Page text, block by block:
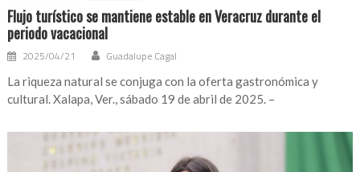
Flujo turístico se mantiene estable en Veracruz durante el
periodo vacacional
2025/04/21 Guadalupe Cagal
La riqueza natural se conjuga con la oferta gastronómica y
cultural. Xalapa, Ver., sábado 19 de abril de 2025. –